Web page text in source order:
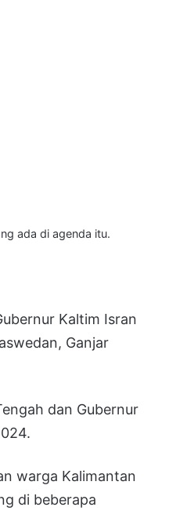
ada di agenda itu.
Kaltim Isran
Ganjar
dan Gubernur
warga Kalimantan
di beberapa